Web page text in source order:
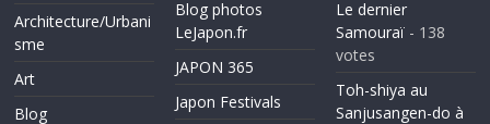
Architecture/Urbani
sme
Art
Blog
Blog photos
LeJapon.fr
JAPON 365
Japon Festivals
Le dernier
Samouraï- 138
votes
Toh-shiya au
Sanjusangen-do à